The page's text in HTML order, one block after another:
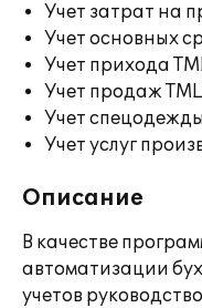
Учет затрат на
Учет основных
Учет прихода
Учет продаж
Учет
Учет услуг
Описание
В качестве
автоматизации
учетов